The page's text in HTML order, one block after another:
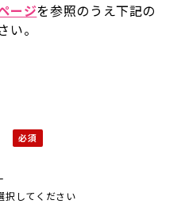
ージを参照のうえ下記の
い。
択してください